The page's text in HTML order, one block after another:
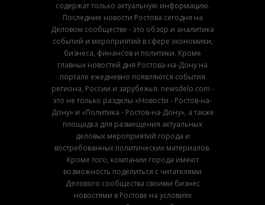
содержат только актуальную информацию.
Последние новости Ростова сегодня на
Деловом сообществе - это обзор и аналитика
событий и мероприятий в сфере экономики,
бизнеса, финансов и политики. Кроме
главных новостей дня Ростова-на-Дону на
портале ежедневно появляются события
региона, России и зарубежья. newsdelo.com -
это не только разделы «Новости - Ростов-на-
Дону» и «Политика - Ростов-на-Дону», а также
площадка для размещения актуальных
деловых мероприятий города и
востребованных политических материалов.
Кроме того, компании города имеют
возможность поделиться с читателями
Делового сообщества своими бизнес
новостями в Ростове на условиях